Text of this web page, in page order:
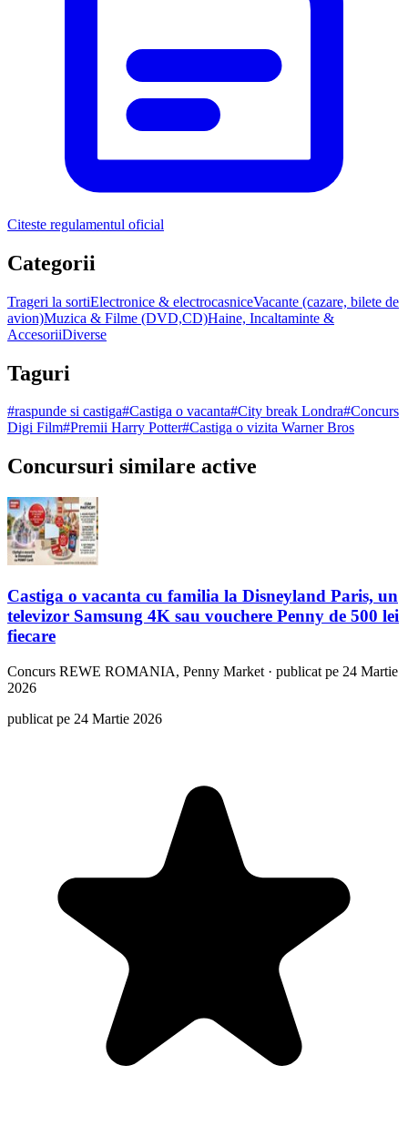
Citeste regulamentul oficial
Categorii
Trageri la sortiElectronice & electrocasniceVacante (cazare, bilete de
avion)Muzica & Filme (DVD,CD)Haine, Incaltaminte &
AccesoriiDiverse
Taguri
#raspunde si castiga#Castiga o vacanta#City break Londra#Concurs
Digi Film#Premii Harry Potter#Castiga o vizita Warner Bros
Concursuri similare active
Castiga o vacanta cu familia la Disneyland Paris, un
televizor Samsung 4K sau vouchere Penny de 500 lei
fiecare
Concurs REWE ROMANIA, Penny Market · publicat pe 24 Martie
2026
publicat pe 24 Martie 2026